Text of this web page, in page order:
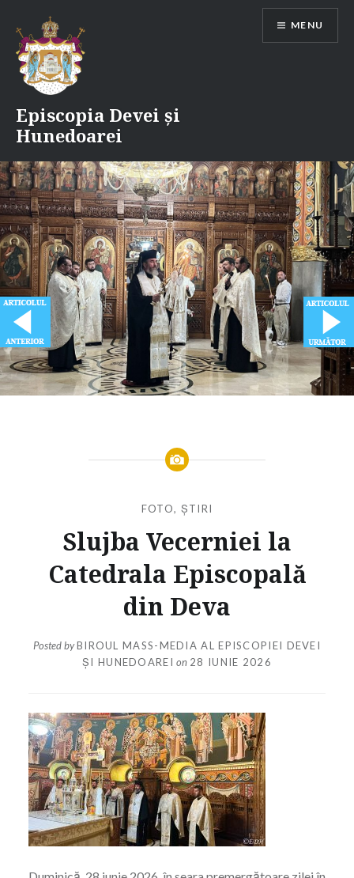
content
Episcopia Devei și
Hunedoarei
MENU
FOTO, ȘTIRI
Slujba Vecerniei la
Catedrala Episcopală
din Deva
Posted byBIROUL MASS-MEDIA AL EPISCOPIEI DEVEI
ȘI HUNEDOAREI on 28 IUNIE 2026